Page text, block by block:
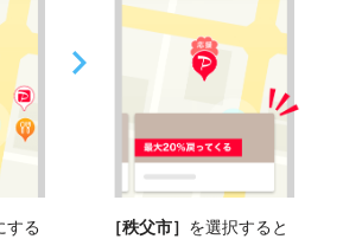
する
［秩父市］ を選択すると